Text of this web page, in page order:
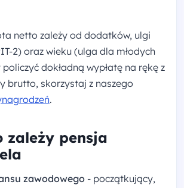
netto zależy od dodatków, ulgi
2) oraz wieku (ulga dla młodych
dokładną wypłatę na rękę z
brutto, skorzystaj z naszego
.
zależy pensja
zawodowego - początkujący,